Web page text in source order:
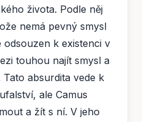
života. Podle něj
nemá pevný smysl
k existenci v
touhou najít smysl a
absurdita vede k
ale Camus
a žít s ní. V jeho